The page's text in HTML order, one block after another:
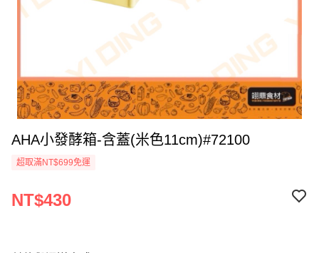
AHA小發酵箱-含蓋(米色11cm)#72100
超取滿NT$699免運
NT$430